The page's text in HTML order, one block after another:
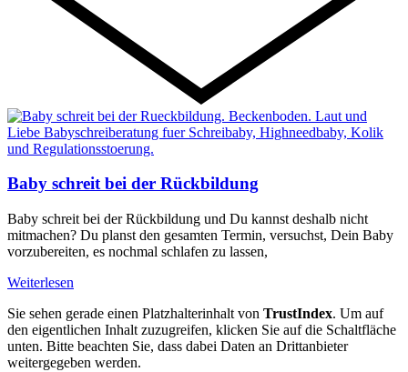
Baby schreit bei der Rückbildung
Baby schreit bei der Rückbildung und Du kannst deshalb nicht
mitmachen? Du planst den gesamten Termin, versuchst, Dein Baby
vorzubereiten, es nochmal schlafen zu lassen,
Weiterlesen
Sie sehen gerade einen Platzhalterinhalt von TrustIndex. Um auf
den eigentlichen Inhalt zuzugreifen, klicken Sie auf die Schaltfläche
unten. Bitte beachten Sie, dass dabei Daten an Drittanbieter
weitergegeben werden.